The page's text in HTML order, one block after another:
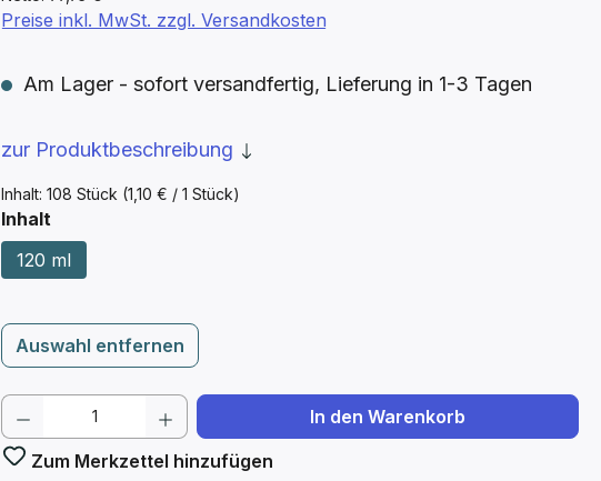
Inhalt: 108 Stück (1,10 € / 1 Stück)
Preise inkl. MwSt. zzgl. Versandkosten
Am Lager - sofort versandfertig, Lieferung in 1-3 Tagen
zur Produktbeschreibung
Inhalt
120 ml
Auswahl entfernen
Produkt Anzahl: Gib den gewünschten Wert
In den Warenkorb
Zum Merkzettel hinzufügen